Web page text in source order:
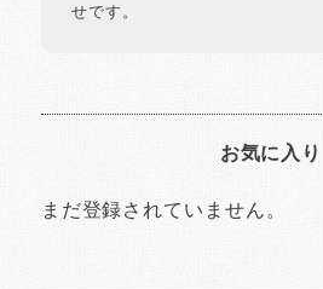
せです。
お気に入り
まだ登録されていません。